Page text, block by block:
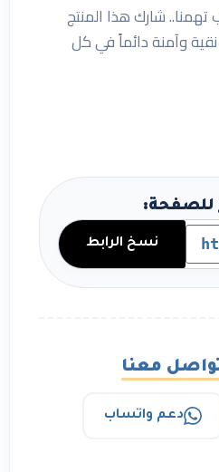
شارك هذا المنتج
وآمنة دائماً في كل
للصفحة:
نسخ الرابط
معنا
دعم واتساب